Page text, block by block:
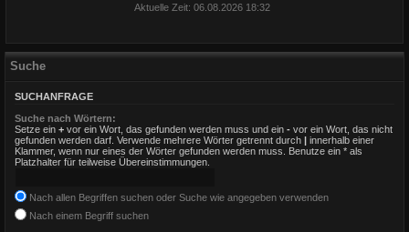
Aktuelle Zeit: 06.08.2026 18:32
Suche
SUCHANFRAGE
Suche nach Wörtern:
Setze ein + vor ein Wort, das gefunden werden muss und ein - vor ein Wort, das nicht
gefunden werden darf. Verwende mehrere Wörter getrennt durch
innerhalb einer
Klammer, wenn nur eines der Wörter gefunden werden muss. Benutze ein * als
Platzhalter für teilweise Übereinstimmungen.
Nach allen Begriffen suchen oder Suche wie angegeben verwenden
Nach einem Begriff suchen